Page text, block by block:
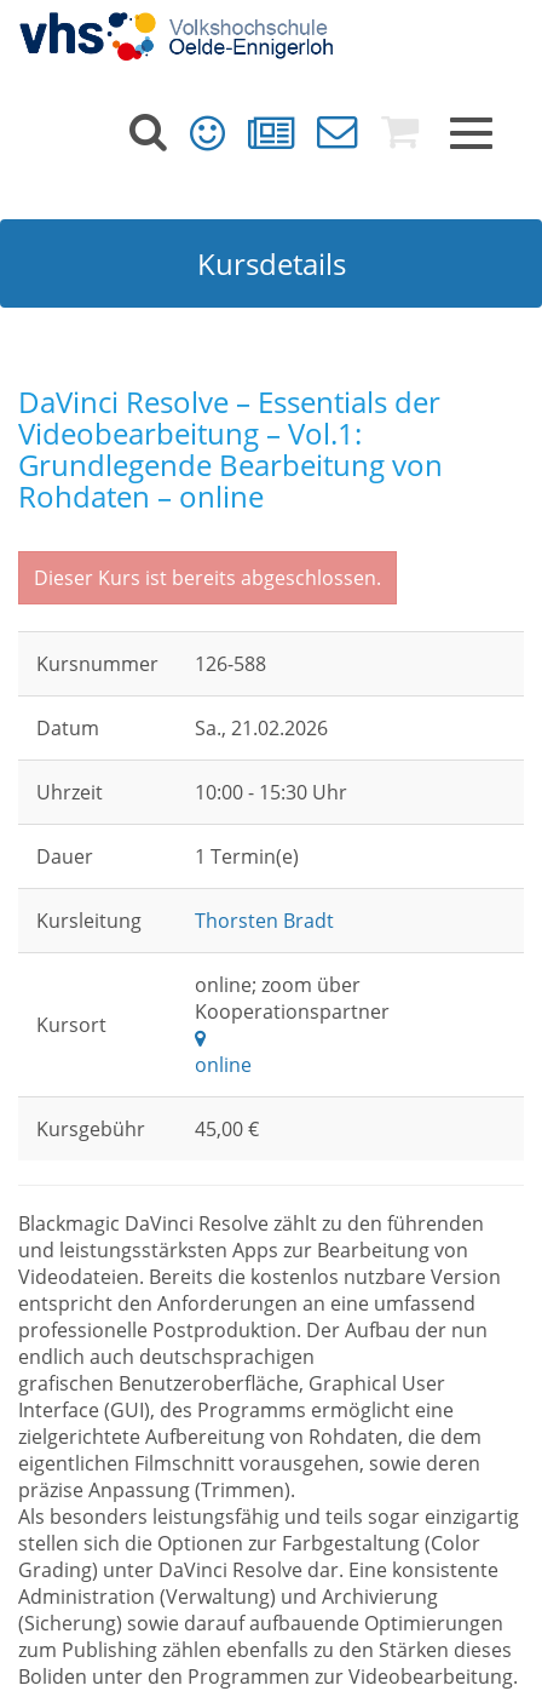
Toggle
Kursdetails
DaVinci Resolve – Essentials der
Videobearbeitung – Vol.1:
Grundlegende Bearbeitung von
Rohdaten – online
Dieser Kurs ist bereits abgeschlossen.
Kursnummer 126-588
Datum Sa., 21.02.2026
Uhrzeit 10:00 - 15:30 Uhr
Dauer 1 Termin(e)
Kursleitung Thorsten Bradt
Kursort
online; zoom über
Kooperationspartner
online
Kursgebühr 45,00 €
Blackmagic DaVinci Resolve zählt zu den führenden
und leistungsstärksten Apps zur Bearbeitung von
Videodateien. Bereits die kostenlos nutzbare Version
entspricht den Anforderungen an eine umfassend
professionelle Postproduktion. Der Aufbau der nun
endlich auch deutschsprachigen
grafischen Benutzeroberfläche, Graphical User
Interface (GUI), des Programms ermöglicht eine
zielgerichtete Aufbereitung von Rohdaten, die dem
eigentlichen Filmschnitt vorausgehen, sowie deren
präzise Anpassung (Trimmen).
Als besonders leistungsfähig und teils sogar einzigartig
stellen sich die Optionen zur Farbgestaltung (Color
Grading) unter DaVinci Resolve dar. Eine konsistente
Administration (Verwaltung) und Archivierung
(Sicherung) sowie darauf aufbauende Optimierungen
zum Publishing zählen ebenfalls zu den Stärken dieses
Boliden unter den Programmen zur Videobearbeitung.